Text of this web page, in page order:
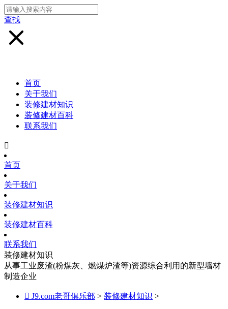
查找
首页
关于我们
装修建材知识
装修建材百科
联系我们

首页
关于我们
装修建材知识
装修建材百科
联系我们
装修建材知识
从事工业废渣(粉煤灰、燃煤炉渣等)资源综合利用的新型墙材
制造企业
 J9.com老哥俱乐部 > 装修建材知识 >